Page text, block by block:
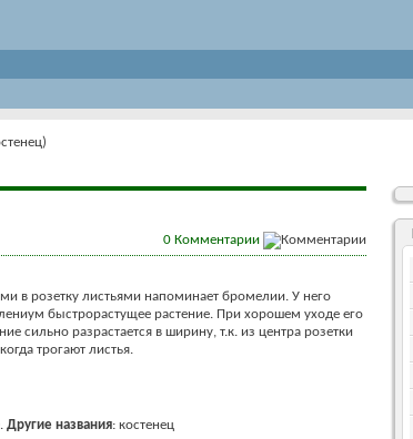
0 Комментарии
в розетку листьями напоминает бромелии. У него
быстрорастущее растение. При хорошем уходе его
сильно разрастается в ширину, т.к. из центра розетки
трогают листья.
Другие названия: костенец